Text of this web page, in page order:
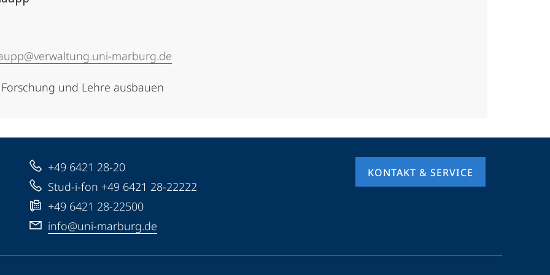
marburg.de
und Lehre ausbauen
+49 6421 28-20
Stud-i-fon +49 6421 28-22222
+49 6421 28-22500
info@uni-marburg.de
KONTAKT & SERVICE